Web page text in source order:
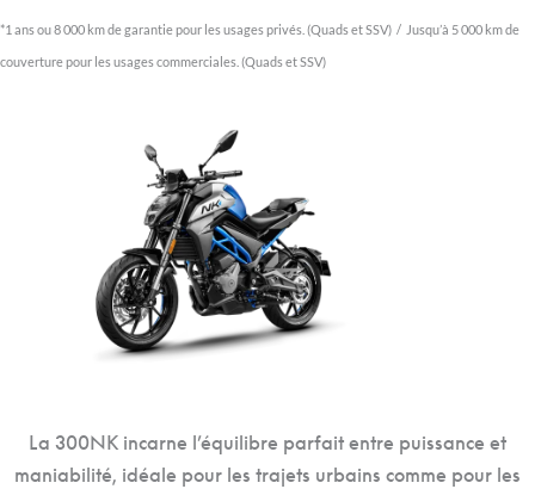
*1 ans ou 8 000 km de garantie pour les usages privés. (Quads et SSV) / Jusqu’à 5 000 km de
couverture pour les usages commerciales. (Quads et SSV)
La 300NK incarne l’équilibre parfait entre puissance et
maniabilité, idéale pour les trajets urbains comme pour les